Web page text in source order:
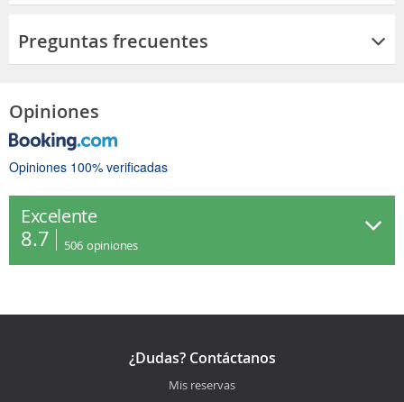
Preguntas frecuentes
Opiniones
Opiniones 100% verificadas
Excelente
8.7 506 opiniones
¿Dudas? Contáctanos
Mis reservas